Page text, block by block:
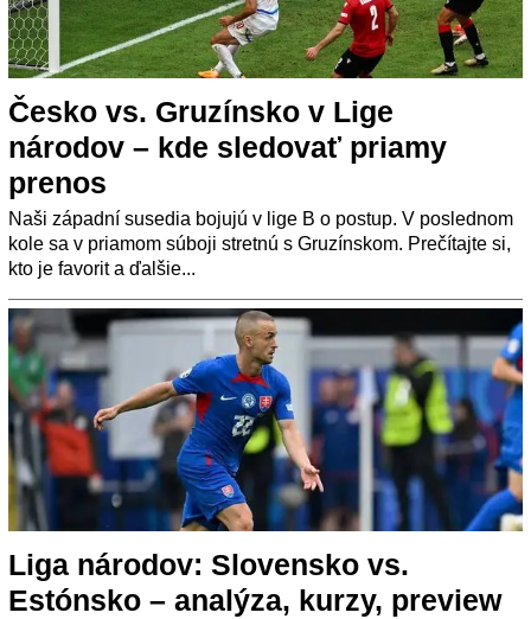
Česko vs. Gruzínsko v Lige
národov – kde sledovať priamy
prenos
Naši západní susedia bojujú v lige B o postup. V poslednom
kole sa v priamom súboji stretnú s Gruzínskom. Prečítajte si,
kto je favorit a ďalšie...
Liga národov: Slovensko vs.
Estónsko – analýza, kurzy, preview